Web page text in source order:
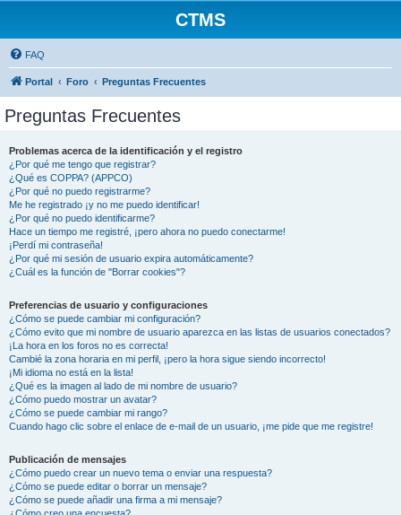
CTMS
FAQ
Portal Foro Preguntas Frecuentes
Preguntas Frecuentes
Problemas acerca de la identificación y el registro
¿Por qué me tengo que registrar?
¿Qué es COPPA? (APPCO)
¿Por qué no puedo registrarme?
Me he registrado ¡y no me puedo identificar!
¿Por qué no puedo identificarme?
Hace un tiempo me registré, ¡pero ahora no puedo conectarme!
¡Perdí mi contraseña!
¿Por qué mi sesión de usuario expira automáticamente?
¿Cuál es la función de "Borrar cookies"?
Preferencias de usuario y configuraciones
¿Cómo se puede cambiar mi configuración?
¿Cómo evito que mi nombre de usuario aparezca en las listas de usuarios conectados?
¡La hora en los foros no es correcta!
Cambié la zona horaria en mi perfil, ¡pero la hora sigue siendo incorrecto!
¡Mi idioma no está en la lista!
¿Qué es la imagen al lado de mi nombre de usuario?
¿Cómo puedo mostrar un avatar?
¿Cómo se puede cambiar mi rango?
Cuando hago clic sobre el enlace de e-mail de un usuario, ¡me pide que me registre!
Publicación de mensajes
¿Cómo puedo crear un nuevo tema o enviar una respuesta?
¿Cómo se puede editar o borrar un mensaje?
¿Cómo se puede añadir una firma a mi mensaje?